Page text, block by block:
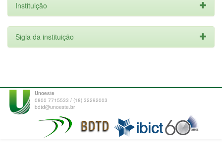
Instituição
Sigla da instituição
Unoeste
0800 7715533 / (18) 32292003
bdtd@unoeste.br